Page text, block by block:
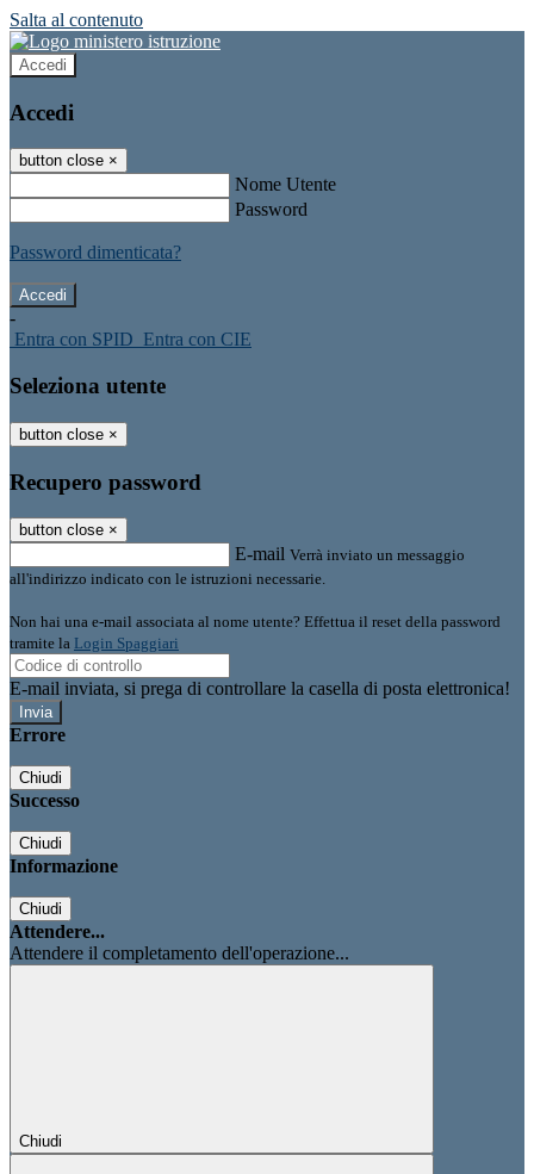
Salta al contenuto
Accedi
Accedi
button close ×
Nome Utente
Password
Password dimenticata?
-
Entra con SPID Entra con CIE
Seleziona utente
button close ×
Recupero password
button close ×
E-mail Verrà inviato un messaggio
all'indirizzo indicato con le istruzioni necessarie.
Non hai una e-mail associata al nome utente? Effettua il reset della password
tramite la Login Spaggiari
E-mail inviata, si prega di controllare la casella di posta elettronica!
Errore
Chiudi
Successo
Chiudi
Informazione
Chiudi
Attendere...
Attendere il completamento dell'operazione...
Chiudi